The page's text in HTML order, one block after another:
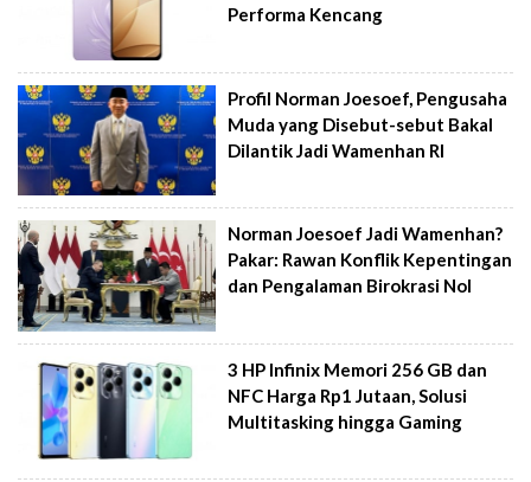
Performa Kencang
Profil Norman Joesoef, Pengusaha
Muda yang Disebut-sebut Bakal
Dilantik Jadi Wamenhan RI
Norman Joesoef Jadi Wamenhan?
Pakar: Rawan Konflik Kepentingan
dan Pengalaman Birokrasi Nol
3 HP Infinix Memori 256 GB dan
NFC Harga Rp1 Jutaan, Solusi
Multitasking hingga Gaming